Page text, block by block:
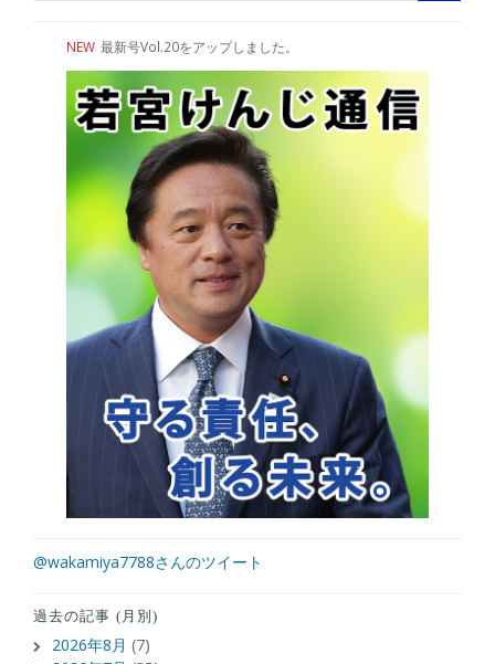
NEW 最新号Vol.20をアップしました。
@wakamiya7788さんのツイート
過去の記事 (月別)
2026年8月 (7)